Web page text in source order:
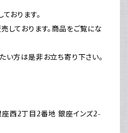
おります。
しております。商品をご覧にな
い方は是非お立ち寄り下さい。
西2丁目2番地 銀座インズ2-